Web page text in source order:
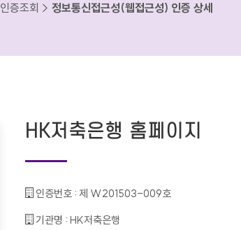
증조회 > 정보통신접근성(웹접근성) 인증 상세
HK저축은행 홈페이지
인증번호 :제 W201503-009호
기관명 : HK저축은행